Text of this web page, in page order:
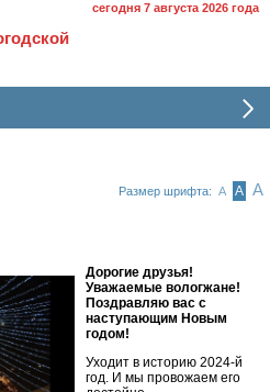
сегодня 7 августа 2026 года
Размер шрифта: А А А
Дорогие друзья!
Уважаемые вологжане!
Поздравляю вас с
наступающим Новым
годом!
Уходит в историю 2024-й
год. И мы провожаем его